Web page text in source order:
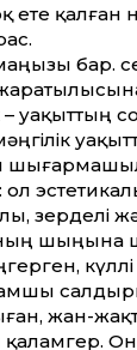
қалған
маңызы бар.
– уақыт­тың
ол
зерделі
шыңына
күллі
жан-